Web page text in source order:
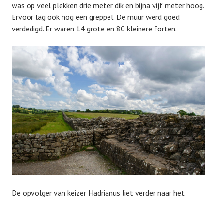
was op veel plekken drie meter dik en bijna vijf meter hoog.
Ervoor lag ook nog een greppel. De muur werd goed
verdedigd. Er waren 14 grote en 80 kleinere forten.
De opvolger van keizer Hadrianus liet verder naar het